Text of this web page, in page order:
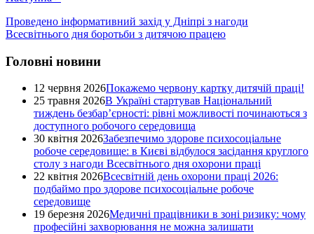
Проведено інформативний захід у Дніпрі з нагоди
Всесвітнього дня боротьби з дитячою працею
Головні новини
12 червня 2026Покажемо червону картку дитячій праці!
25 травня 2026В Україні стартував Національний
тиждень безбар’єрності: рівні можливості починаються з
доступного робочого середовища
30 квітня 2026Забезпечимо здорове психосоціальне
робоче середовище: в Києві відбулося засідання круглого
столу з нагоди Всесвітнього дня охорони праці
22 квітня 2026Всесвітній день охорони праці 2026:
подбаймо про здорове психосоціальне робоче
середовище
19 березня 2026Медичні працівники в зоні ризику: чому
професійні захворювання не можна залишати